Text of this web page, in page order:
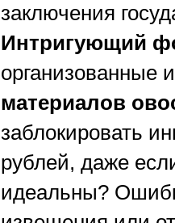
заключения
Интригующий
организованные
материалов
заблокировать
рублей, даже
идеальны?